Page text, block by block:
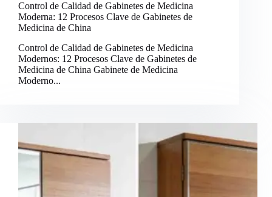
Control de Calidad de Gabinetes de Medicina
Moderna: 12 Procesos Clave de Gabinetes de
Medicina de China
Control de Calidad de Gabinetes de Medicina
Modernos: 12 Procesos Clave de Gabinetes de
Medicina de China Gabinete de Medicina
Moderno...